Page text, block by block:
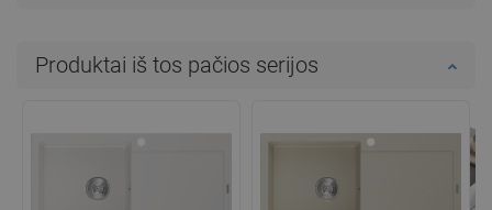
Produktai iš tos pačios serijos